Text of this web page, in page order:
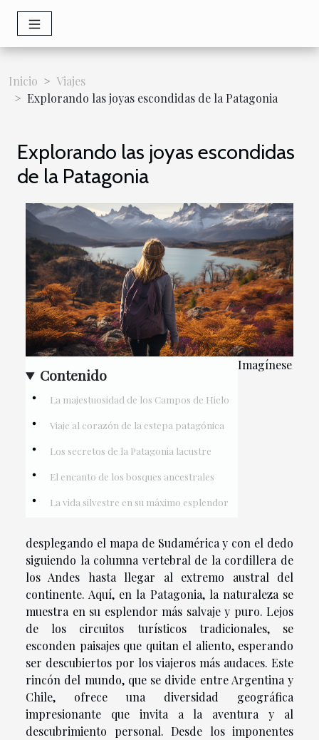
Inicio
Viajes
Explorando las joyas escondidas de la Patagonia
Explorando las joyas escondidas
de la Patagonia
Contenido
La majestuosidad de los Campos de Hielo
Viaje al corazón de la estepa patagónica
Los secretos de la Patagonia lacustre
El encanto de los bosques ancestrales
La vida silvestre en su máximo esplendor
Imagínese
desplegando el mapa de Sudamérica y con el dedo
siguiendo la columna vertebral de la cordillera de
los Andes hasta llegar al extremo austral del
continente. Aquí, en la Patagonia, la naturaleza se
muestra en su esplendor más salvaje y puro. Lejos
de los circuitos turísticos tradicionales, se
esconden paisajes que quitan el aliento, esperando
ser descubiertos por los viajeros más audaces. Este
rincón del mundo, que se divide entre Argentina y
Chile, ofrece una diversidad geográfica
impresionante que invita a la aventura y al
descubrimiento personal. Desde los imponentes